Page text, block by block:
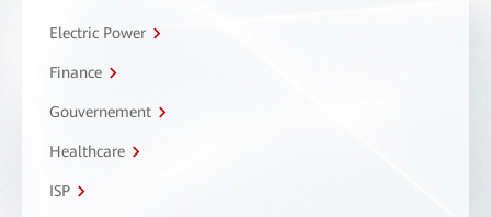
Electric Power
Finance
Gouvernement
Healthcare
ISP